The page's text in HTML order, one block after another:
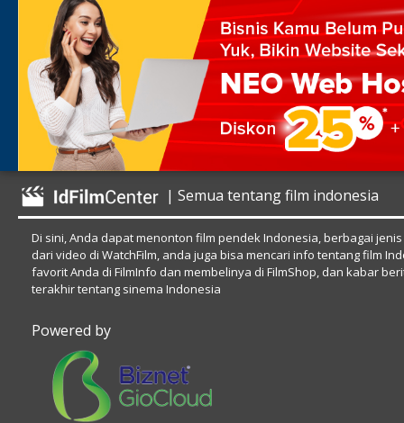
| Semua tentang film indonesia
Di sini, Anda dapat menonton film pendek Indonesia, berbagai
dari video di WatchFilm, anda juga bisa mencari info tentang film
favorit Anda di FilmInfo dan membelinya di FilmShop, dan kabar
terakhir tentang sinema Indonesia
Powered by